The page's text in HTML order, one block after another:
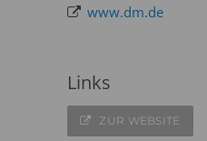
www.dm.de
Links
ZUR WEBSITE